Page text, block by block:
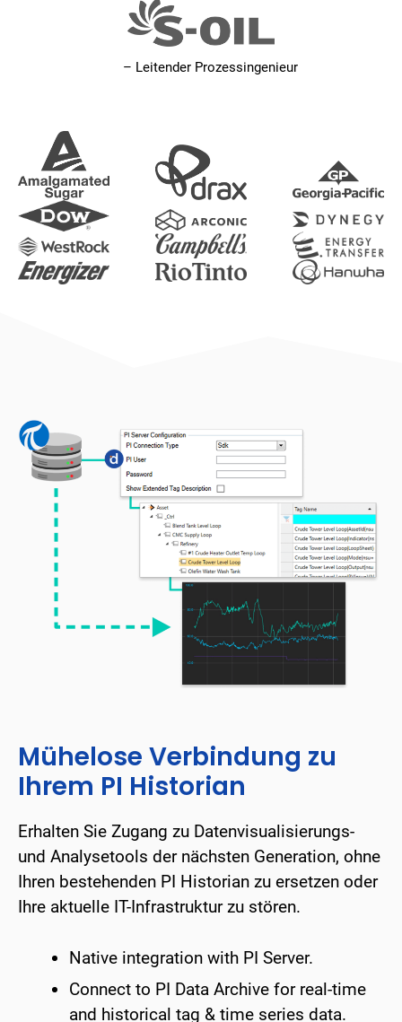
– Leitender Prozessingenieur
Mühelose Verbindung zu
Ihrem PI Historian
Erhalten Sie Zugang zu Datenvisualisierungs-
und Analysetools der nächsten Generation, ohne
Ihren bestehenden PI Historian zu ersetzen oder
Ihre aktuelle IT-Infrastruktur zu stören.
Native integration with PI Server.
Connect to PI Data Archive for real-time
and historical tag & time series data.